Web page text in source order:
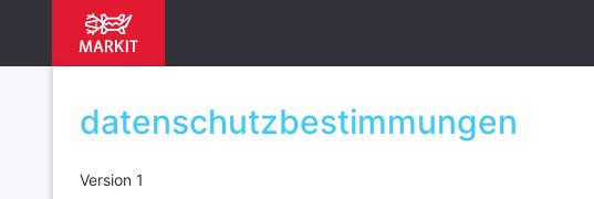
datenschutzbestimmungen
Version 1